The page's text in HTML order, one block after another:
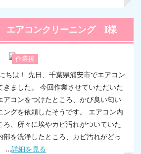
エアコンクリーニング I様
作業後
ちは！ 先日、千葉県浦安市でエアコン
きました。 今回作業させていただいた
アコンをつけたところ、かび臭い匂い
ングを依頼したそうです。 エアコン内
、所々に埃やカビ汚れがついていた
部を洗浄したところ、カビ汚れがどっ
...詳細を見る